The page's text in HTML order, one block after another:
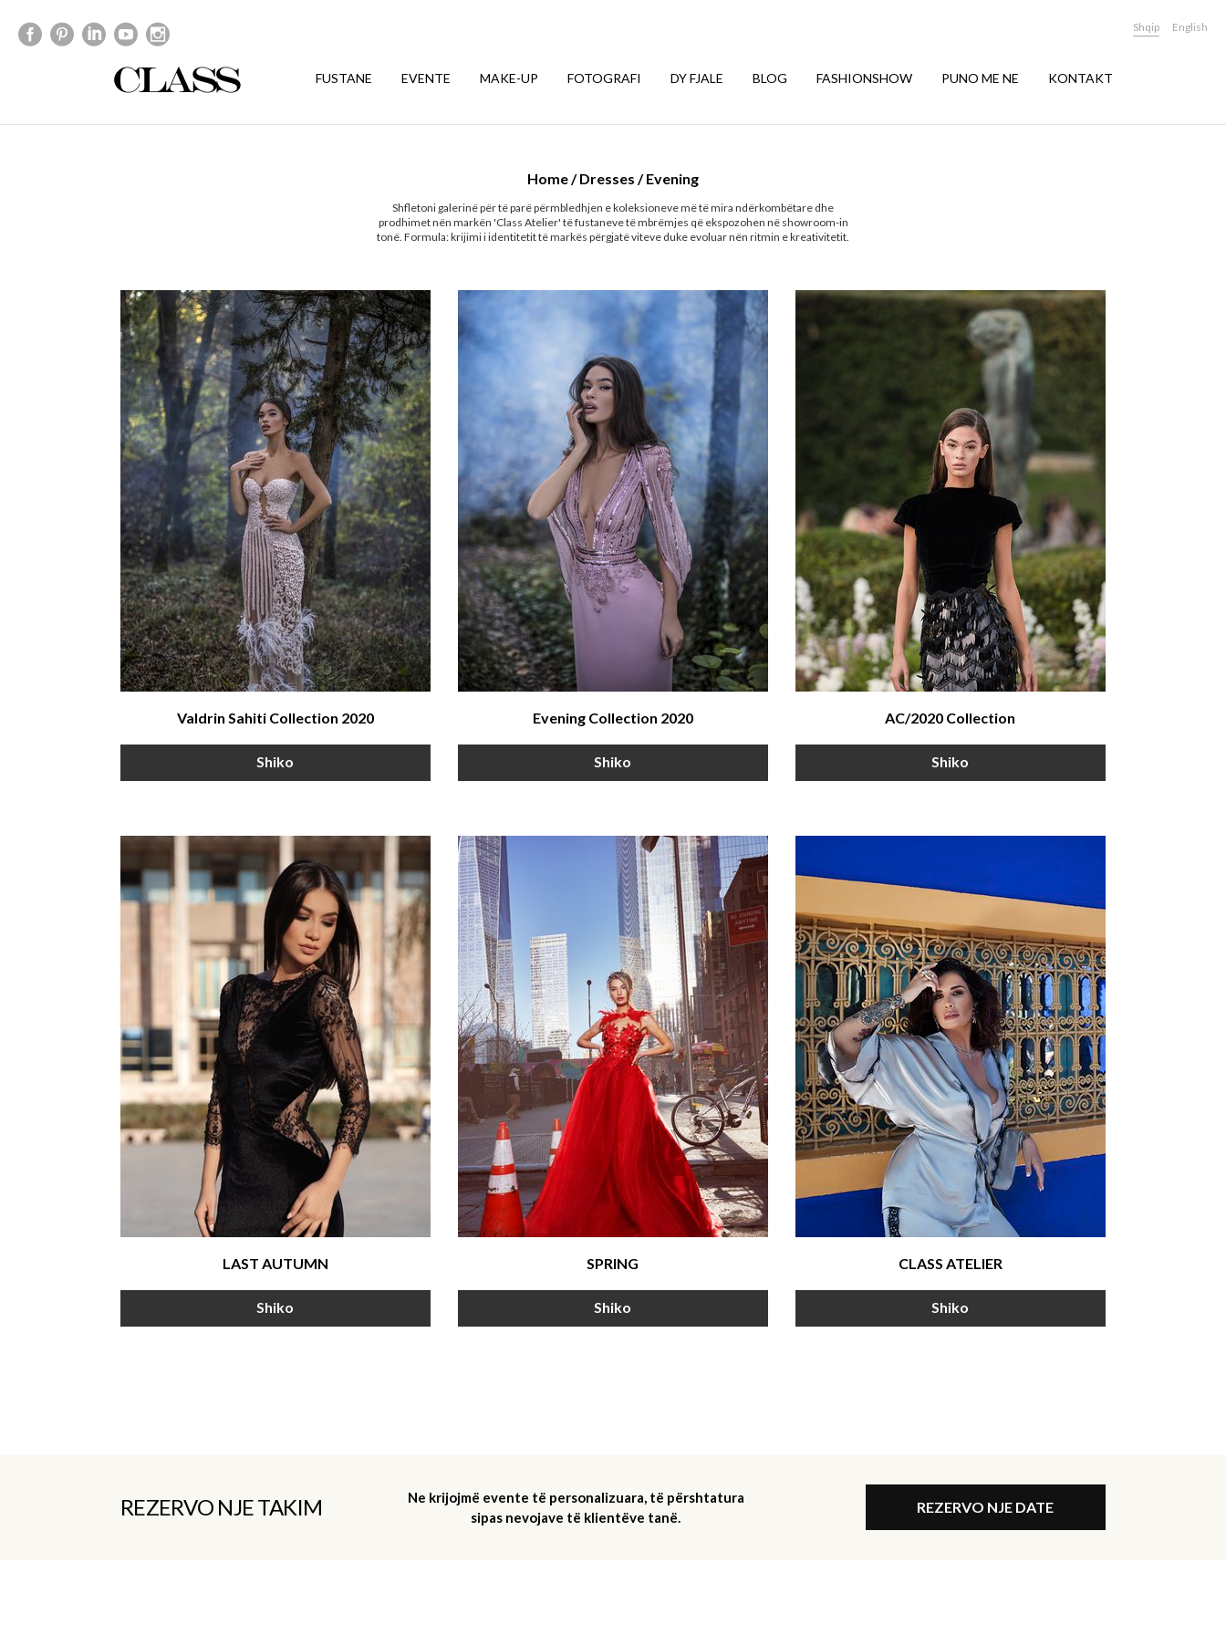
Shqip English
FUSTANE EVENTE MAKE-UP FOTOGRAFI DY FJALE BLOG FASHIONSHOW PUNO ME NE KONTAKT
Home/Dresses /Evening
Shfletoni galerinë për të parë përmbledhjen e koleksioneve më të mira ndërkombëtare dhe
prodhimet nën markën 'Class Atelier' të fustaneve të mbrëmjes që ekspozohen në showroom-in
tonë. Formula: krijimi i identitetit të markës përgjatë viteve duke evoluar nën ritmin e kreativitetit.
Valdrin Sahiti Collection 2020
Shiko
Evening Collection 2020
Shiko
AC/2020 Collection
Shiko
LAST AUTUMN
Shiko
SPRING
Shiko
CLASS ATELIER
Shiko
REZERVO NJE TAKIM
Ne krijojmë evente të personalizuara, të përshtatura
sipas nevojave të klientëve tanë.
REZERVO NJE DATE